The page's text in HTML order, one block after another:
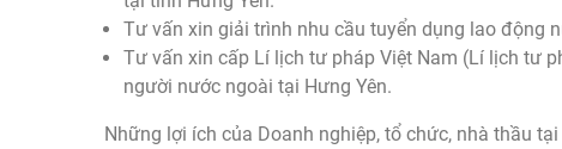
Tư vấn xin giải trình nhu cầu tuyển dụng lao động
Tư vấn xin cấp Lí lịch tư pháp Việt Nam (Lí lịch tư
người nước ngoài tại Hưng Yên.
Những lợi ích của Doanh nghiệp, tổ chức, nhà thầu